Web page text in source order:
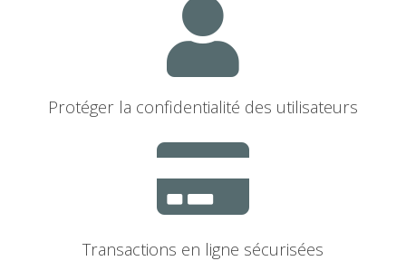
Protéger la confidentialité des utilisateurs
Transactions en ligne sécurisées